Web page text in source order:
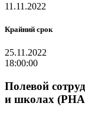
11.11.2022
Крайний срок
25.11.2022
18:00:00
Полевой
и школах